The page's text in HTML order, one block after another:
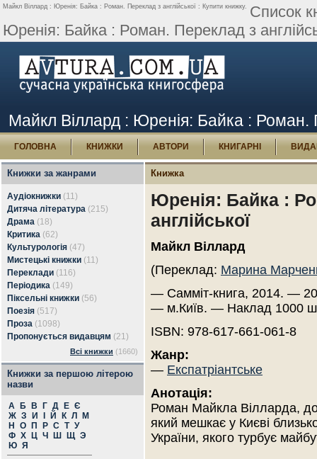
Майкл Віллард : Юренія: Байка : Роман. Переклад з англійської : Купити книжку. Список
Юренія: Байка : Роман. Переклад з
Майкл Віллард : Юренія: Байка : Роман.
ГОЛОВНА КНИЖКИ АВТОРИ КНИГАРНІ
Книжки за жанрами
Аудіокнижки (11)
Дитяча література (215)
Драма (18)
Критика (62)
Культурологія (47)
Мистецькі книжки (11)
Переклади (116)
Періодика (149)
Піксельні книжки (56)
Поезія (517)
Проза (1098)
Пропонується видавцям (21)
Всі книжки (1660)
Книжки за першою літерою
назви
А Б В Г Д Е Є
Ж З И Й К Л
М
Н
О П Р С Т У
Ф Х Ц Ч Ш Щ Э
Ю Я
Книжка
Юренія: Байка :
англійської
Майкл Віллард
(Переклад: Марина
— Самміт-книга, 2014. —
— м.Київ. — Наклад 1000
ISBN: 978-617-661-061-8
Жанр:
— Експатріантське
Анотація:
Роман Майкла Вілларда,
який мешкає у Києві
України, якого турбує